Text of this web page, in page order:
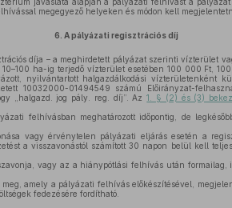
megegyező helyeken és módon kell
6. A pályázati regisztrációs díj
díja – a meghirdetett pályázat szerinti vízterület
ha-ig terjedő vízterület esetében 100 000 Ft,
nyilvántartott halgazdálkodási vízterületenként
10032000-01494549 számú Előirányzat-
„halgazd. jog pály. reg. díj”. Az1. § (2) és (3)
felhívásban meghatározott időpontig, de
vagy érvénytelen pályázati eljárás esetén a
a visszavonástól számított 30 napon belül kell
vagy az a hiánypótlási felhívás után
amely a pályázati felhívás előkészítésével,
fedezésére fordítható.